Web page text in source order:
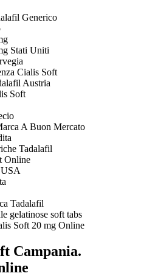
Generico
Stati Uniti
Cialis Soft
Austria
Soft
A Buon Mercato
Tadalafil
Online
Tadalafil
gelatinose soft tabs
Soft 20 mg Online
Campania.